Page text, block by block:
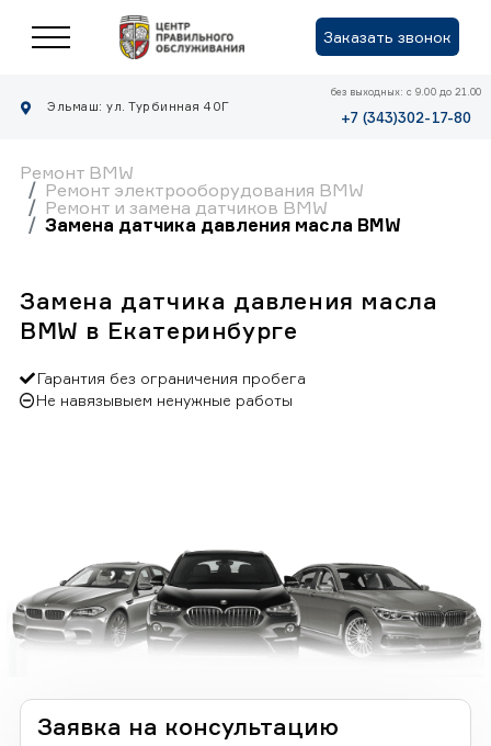
Заказать звонок
Эльмаш: ул. Турбинная 40Г
без выходных: с 9.00 до 21.00
+7 (343)302-17-80
Ремонт BMW
Ремонт электрооборудования BMW
Ремонт и замена датчиков BMW
Замена датчика давления масла BMW
Замена датчика давления масла
BMW в Екатеринбурге
Гарантия без ограничения пробега
Не навязывыем ненужные работы
Заявка на консультацию